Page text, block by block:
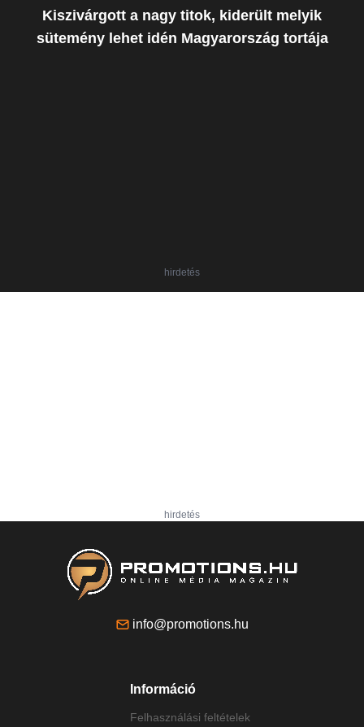
Kiszivárgott a nagy titok, kiderült melyik
sütemény lehet idén Magyarország tortája
hirdetés
hirdetés
info@promotions.hu
Információ
Felhasználási feltételek